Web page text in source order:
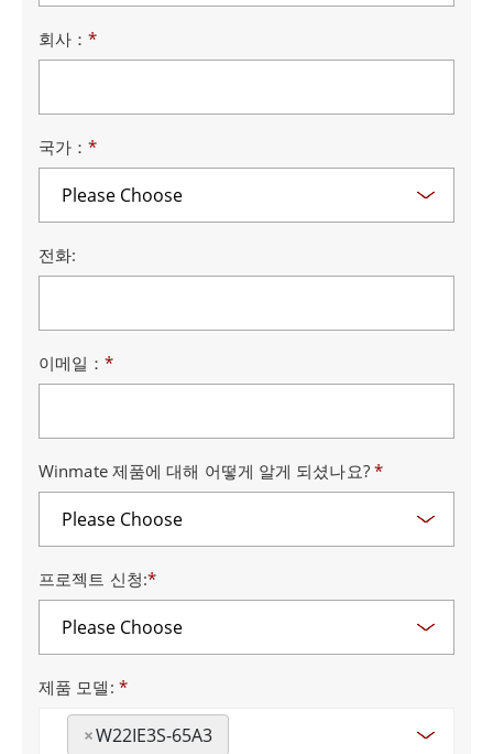
회사：*
국가：*
전화:
이메일：*
Winmate 제품에 대해 어떻게 알게 되셨나요? *
프로젝트 신청:*
제품 모델: *
×W22IE3S-65A3